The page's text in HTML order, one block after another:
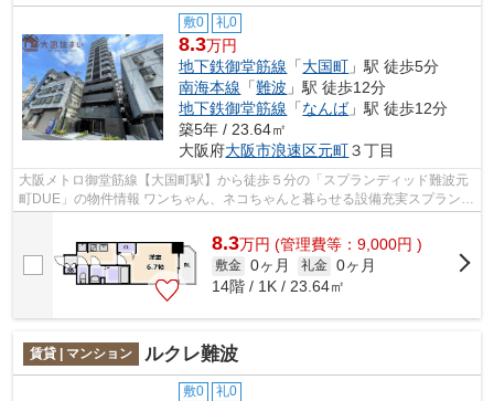
敷0 礼0
8.3万円
地下鉄御堂筋線 「大国町 」駅 徒歩5分
南海本線 「難波 」駅 徒歩12分
地下鉄御堂筋線 「なんば」駅 徒歩12分
築5年 / 23.64㎡
大阪府大阪市浪速区元町３丁目
大阪メトロ御堂筋線【大国町駅】から徒歩５分の「スプランディッド難波元
町DUE」の物件情報 ワンちゃん、ネコちゃんと暮らせる設備充実スプランデ
ィッドシリーズが浪速区元町に完成し...
8.3万円 (管理費等：9,000円 )
敷金 0ヶ月 礼金 0ヶ月
14階 / 1K / 23.64㎡
賃貸 | マンション ルクレ難波
敷0 礼0